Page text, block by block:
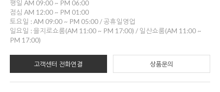
평일 AM 09:00 ~ PM 06:00
점심 AM 12:00 ~ PM 01:00
토요일 : AM 09:00 ~ PM 05:00 / 공휴일영업
일요일 : 을지로쇼룸(AM 11:00 ~ PM 17:00) / 일산쇼룸(AM 11:00 ~
PM 17:00)
고객센터 전화연결 상품문의